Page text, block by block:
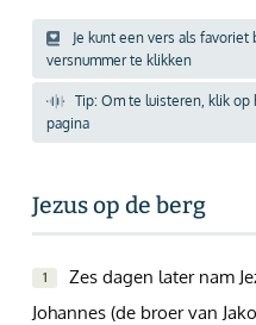
Inloggen
Help
Info & Contact
Je kunt een vers als
versnummer te klikken
Tip: Om te luisteren, klik
pagina
Jezus op de berg
1
Zes dagen later nam
Johannes (de broer van